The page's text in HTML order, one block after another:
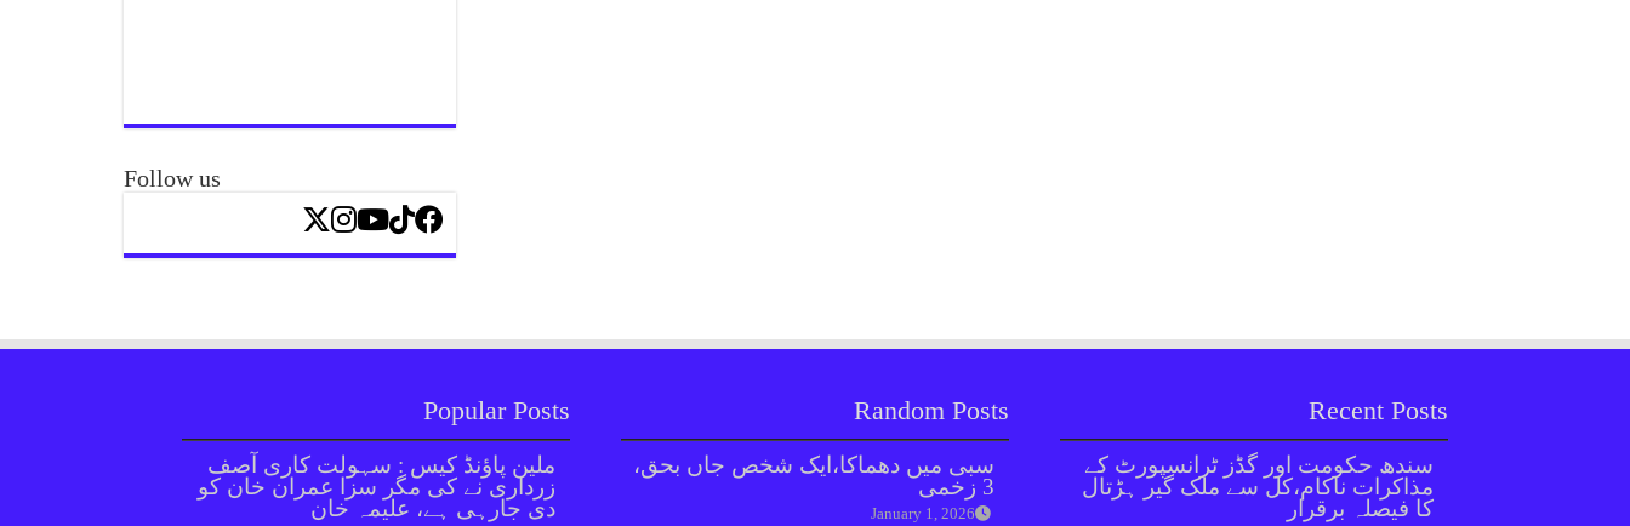
Follow us
Popular Posts
ملین پاؤنڈ کیس : سہولت کاری آصف
زرداری نے کی مگر سزا عمران خان کو
دی جارہی ہے، علیمہ خان
Random Posts
سبی میں دھماکا،ایک شخص جاں بحق،
3 زخمی
January 1, 2026
Recent Posts
سندھ حکومت اور گڈز ٹرانسپورٹ کے
مذاکرات ناکام،کل سے ملک گیر ہڑتال
کا فیصلہ برقرار